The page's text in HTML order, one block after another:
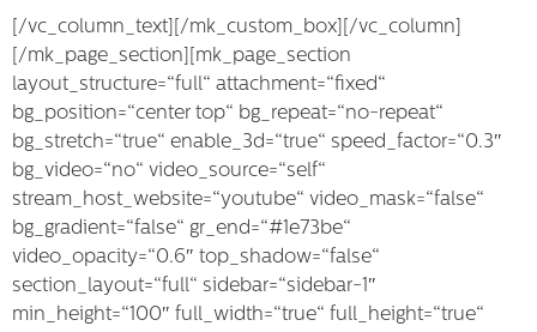
[/vc_column_text][/mk_custom_box][/vc_column]
[/mk_page_section][mk_page_section
layout_structure=“full“ attachment=“fixed“
bg_position=“center top“ bg_repeat=“no-repeat“
bg_stretch=“true“ enable_3d=“true“ speed_factor=“0.3″
bg_video=“no“ video_source=“self“
stream_host_website=“youtube“ video_mask=“false“
bg_gradient=“false“ gr_end=“#1e73be“
video_opacity=“0.6″ top_shadow=“false“
section_layout=“full“ sidebar=“sidebar-1″
min_height=“100″ full_width=“true“ full_height=“true“